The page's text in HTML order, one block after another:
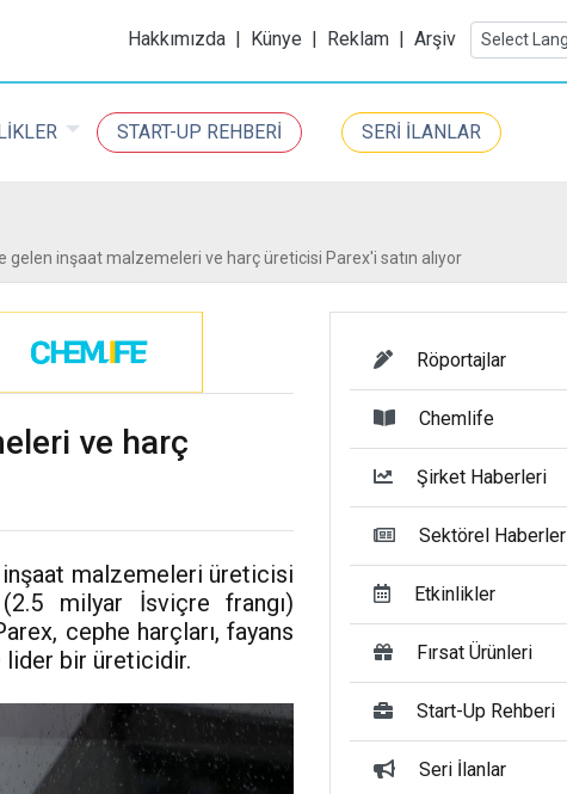
Dergisi
Hakkımızda | Künye | Reklam | Arşiv
START-UP REHBERİ SERİ İLANLAR
gelen inşaat malzemeleri ve harç üreticisi Parex'i satın alıyor
ve harç
malzemeleri üreticisi
milyar İsviçre frangı)
cephe harçları, fayans
lider bir üreticidir.
Röportajlar
Chemlife
Şirket Haberleri
Sektörel Haberler
Etkinlikler
Fırsat Ürünleri
Start-Up Rehberi
Seri İlanlar